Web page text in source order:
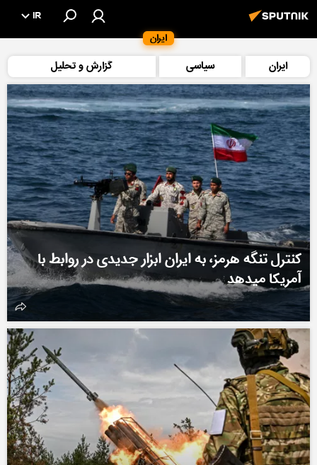
ایران
IR
ایران سیاسی گزارش و تحلیل
کنترل تنگه هرمز، به ایران ابزار جدیدی در روابط با
آمریکا میدهد